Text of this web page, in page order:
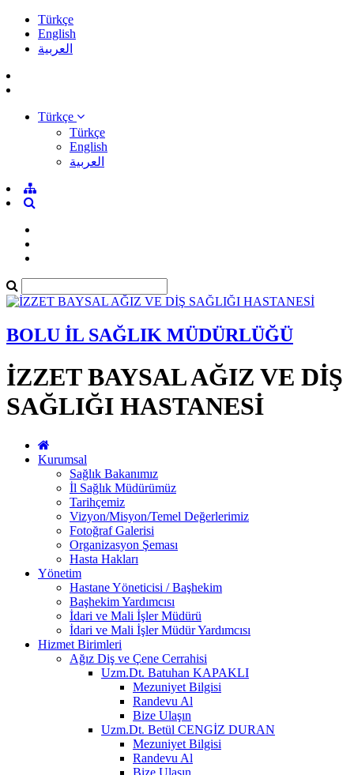
Türkçe
English
العربية
Türkçe
Türkçe
English
العربية
BOLU İL SAĞLIK MÜDÜRLÜĞÜ
İZZET BAYSAL AĞIZ VE DİŞ
SAĞLIĞI HASTANESİ
Kurumsal
Sağlık Bakanımız
İl Sağlık Müdürümüz
Tarihçemiz
Vizyon/Misyon/Temel Değerlerimiz
Fotoğraf Galerisi
Organizasyon Şeması
Hasta Hakları
Yönetim
Hastane Yöneticisi / Başhekim
Başhekim Yardımcısı
İdari ve Mali İşler Müdürü
İdari ve Mali İşler Müdür Yardımcısı
Hizmet Birimleri
Ağız Diş ve Çene Cerrahisi
Uzm.Dt. Batuhan KAPAKLI
Mezuniyet Bilgisi
Randevu Al
Bize Ulaşın
Uzm.Dt. Betül CENGİZ DURAN
Mezuniyet Bilgisi
Randevu Al
Bize Ulaşın